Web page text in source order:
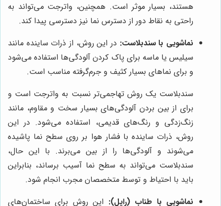
هستند، بسیار موثر است. همچنین، واترجت می‌تواند به
راحتی به نقاط دور از دسترس نما نیز دسترسی پیدا کند.
نماشویی با سندبلاست: در این روش، از ذرات ساینده مانند
سیلیس یا ماسه برای پاک کردن آلودگی‌ها استفاده می‌شود
و برای نماهای بسیار کثیف و جرم‌گرفته مناسب است.
سندبلاست یک روش تهاجمی‌تر نسبت به واترجت است و
برای از بین بردن آلودگی‌های بسیار سخت و مقاوم، مانند
زنگ‌زدگی و رنگ‌های قدیمی، استفاده می‌شود. در این
روش، ذرات ساینده با فشار هوا بر روی سطح نما پاشیده
می‌شوند و آلودگی‌ها را از بین می‌برند. با این حال،
سندبلاست می‌تواند به سطح نما آسیب برساند، بنابراین
باید با احتیاط و توسط متخصصان مجرب انجام شود.
نماشویی با طناب (راپل): این روش برای ساختمان‌های